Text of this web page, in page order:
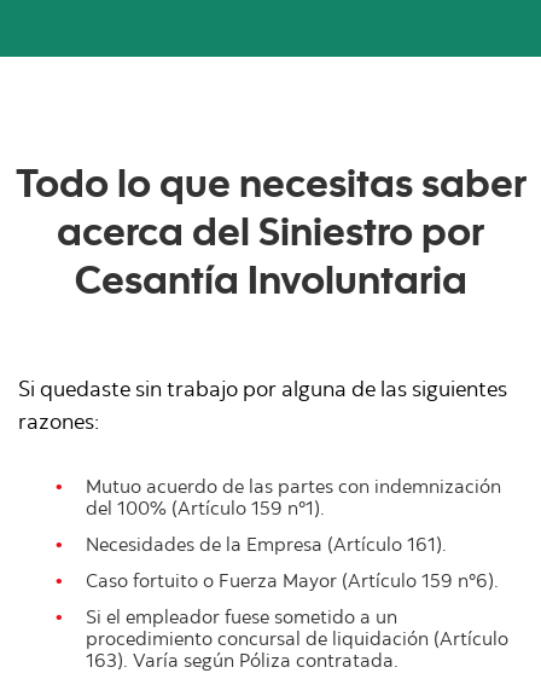
Todo lo que necesitas saber
acerca del Siniestro por
Cesantía Involuntaria
Si quedaste sin trabajo por alguna de las siguientes
razones:
Mutuo acuerdo de las partes con indemnización
del 100% (Artículo 159 n°1).
Necesidades de la Empresa (Artículo 161).
Caso fortuito o Fuerza Mayor (Artículo 159 n°6).
Si el empleador fuese sometido a un
procedimiento concursal de liquidación (Artículo
163). Varía según Póliza contratada.